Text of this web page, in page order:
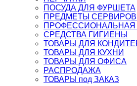
ПОСУДА ДЛЯ ФУРШЕТА
ПРЕДМЕТЫ
СРЕДСТВА ГИГИЕНЫ
ТОВАРЫ ДЛЯ
ТОВАРЫ ДЛЯ КУХНИ
ТОВАРЫ ДЛЯ ОФИСА
РАСПРОДАЖА
ТОВАРЫ под ЗАКАЗ